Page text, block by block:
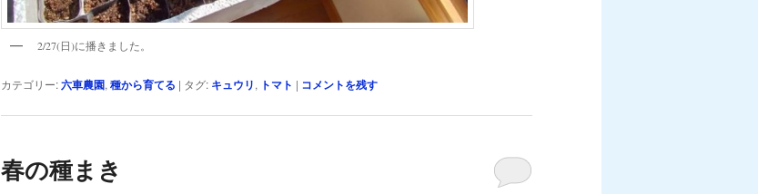
2/27(日)に播きました。
カテゴリー:六車農園, 種から育てる | タグ: キュウリ, トマト | コメントを残す
春の種まき